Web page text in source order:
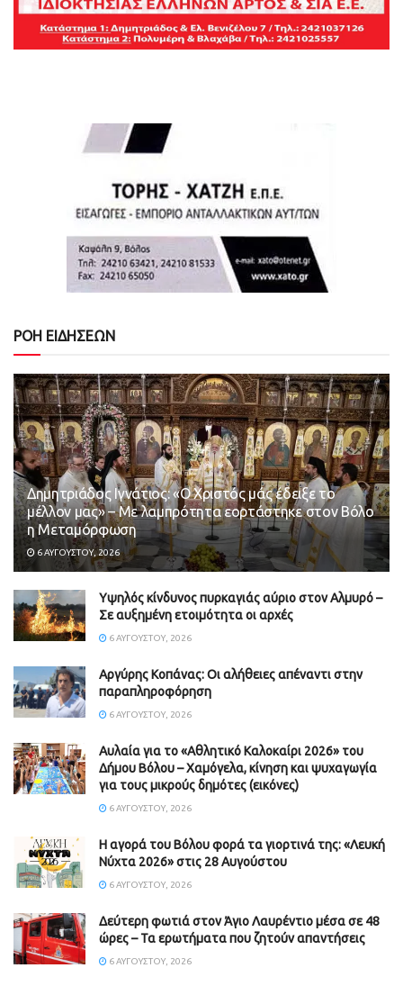
ΡΟΗ ΕΙΔΗΣΕΩΝ
Δημητριάδος Ιγνάτιος: «Ο Χριστός μάς έδειξε το
μέλλον μας» – Με λαμπρότητα εορτάστηκε στον Βόλο
η Μεταμόρφωση
6 ΑΥΓΟΎΣΤΟΥ, 2026
Υψηλός κίνδυνος πυρκαγιάς αύριο στον Αλμυρό –
Σε αυξημένη ετοιμότητα οι αρχές
6 ΑΥΓΟΎΣΤΟΥ, 2026
Aργύρης Κοπάνας: Οι αλήθειες απέναντι στην
παραπληροφόρηση
6 ΑΥΓΟΎΣΤΟΥ, 2026
Αυλαία για το «Αθλητικό Καλοκαίρι 2026» του
Δήμου Βόλου – Χαμόγελα, κίνηση και ψυχαγωγία
για τους μικρούς δημότες (εικόνες)
6 ΑΥΓΟΎΣΤΟΥ, 2026
Η αγορά του Βόλου φορά τα γιορτινά της: «Λευκή
Νύχτα 2026» στις 28 Αυγούστου
6 ΑΥΓΟΎΣΤΟΥ, 2026
Δεύτερη φωτιά στον Άγιο Λαυρέντιο μέσα σε 48
ώρες – Τα ερωτήματα που ζητούν απαντήσεις
6 ΑΥΓΟΎΣΤΟΥ, 2026